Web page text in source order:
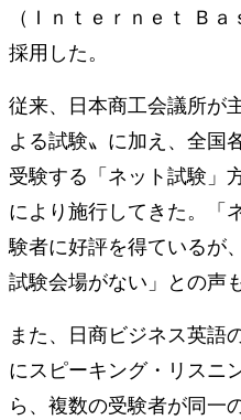
（Ｉｎｔｅｒｎｅｔ Ｂ
採用した。
従来、日本商工会議所が
よる試験〟に加え、全国
受験する「ネット試験」
により施行してきた。「
験者に好評を得ているが
試験会場がない」との声
また、日商ビジネス英語
にスピーキング・リスニ
ら、複数の受験者が同一